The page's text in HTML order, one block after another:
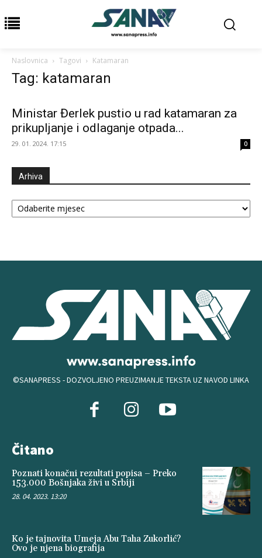
Naslovnica Tagovi Katamaran
Tag: katamaran
Ministar Đerlek pustio u rad katamaran za
prikupljanje i odlaganje otpada...
29. 01. 2024. 17:15 0
Arhiva
Arhiva
©SANAPRESS - DOZVOLJENO PREUZIMANJE TEKSTA UZ NAVOD LINKA
Čitano
Poznati konačni rezultati popisa – Preko
153.000 Bošnjaka živi u Srbiji
28. 04. 2023. 13:20
Ko je tajnovita Umeja Abu Taha Zukorlić?
Ovo je njena biografija